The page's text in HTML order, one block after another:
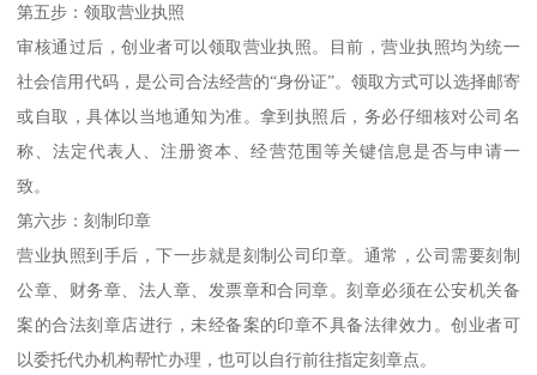
第五步：领取营业执照
审核通过后，创业者可以领取营业执照。目前，营业执照均为统一
社会信用代码，是公司合法经营的“身份证”。领取方式可以选择邮寄
或自取，具体以当地通知为准。拿到执照后，务必仔细核对公司名
称、法定代表人、注册资本、经营范围等关键信息是否与申请一
致。
第六步：刻制印章
营业执照到手后，下一步就是刻制公司印章。通常，公司需要刻制
公章、财务章、法人章、发票章和合同章。刻章必须在公安机关备
案的合法刻章店进行，未经备案的印章不具备法律效力。创业者可
以委托代办机构帮忙办理，也可以自行前往指定刻章点。